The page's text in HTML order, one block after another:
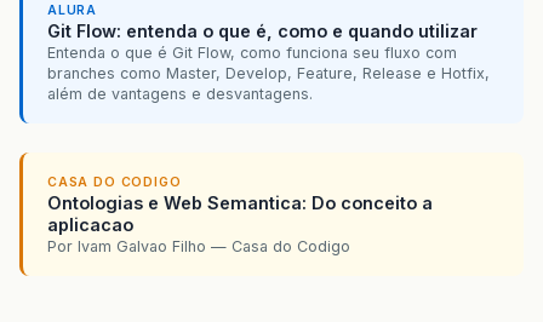
ALURA
Git Flow: entenda o que é, como e quando utilizar
Entenda o que é Git Flow, como funciona seu fluxo com
branches como Master, Develop, Feature, Release e Hotfix,
além de vantagens e desvantagens.
CASA DO CODIGO
Ontologias e Web Semantica: Do conceito a
aplicacao
Por Ivam Galvao Filho — Casa do Codigo